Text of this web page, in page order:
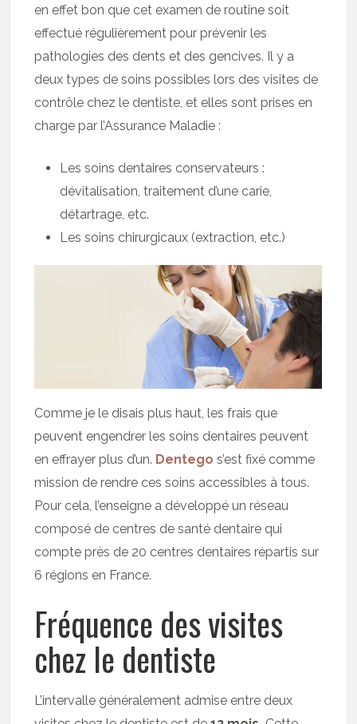
en effet bon que cet examen de routine soit
effectué régulièrement pour prévenir les
pathologies des dents et des gencives. Il y a
deux types de soins possibles lors des visites de
contrôle chez le dentiste, et elles sont prises en
charge par l’Assurance Maladie :
Les soins dentaires conservateurs :
dévitalisation, traitement d’une carie,
détartrage, etc.
Les soins chirurgicaux (extraction, etc.)
Comme je le disais plus haut, les frais que
peuvent engendrer les soins dentaires peuvent
en effrayer plus d’un. Dentego s’est fixé comme
mission de rendre ces soins accessibles à tous.
Pour cela, l’enseigne a développé un réseau
composé de centres de santé dentaire qui
compte près de 20 centres dentaires répartis sur
6 régions en France.
Fréquence des visites
chez le dentiste
L’intervalle généralement admise entre deux